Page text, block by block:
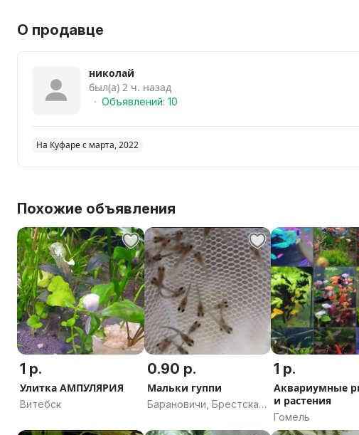
О продавце
николай
был(а) 2 ч. назад
Объявлений: 10
На Куфаре с марта, 2022
Похожие объявления
1 р.
Улитка АМПУЛЯРИЯ
Витебск
0.90 р.
Мальки гуппи
Барановичи, Брестская
1 р.
Аквариумные
и растения
Гомель